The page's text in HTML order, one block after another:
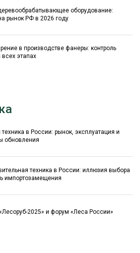
оборудование:
рынок РФ в 2026 году
в производстве фанеры: контроль
всех этапах
в России: рынок, эксплуатация и
обновления
техника в России: иллюзия выбора
импортозамещения
2025» и форум «Леса России»